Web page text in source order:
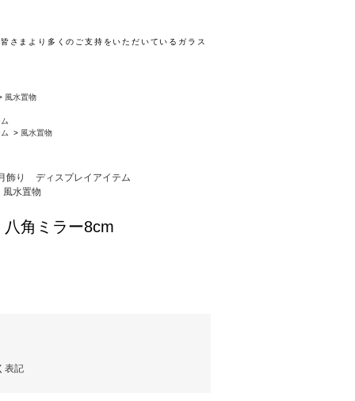
まより多くのご支持をいただいているガラス
風水置物
> 風水置物
飾り
ディスプレイアイテム
風水置物
八角ミラー8cm
表記